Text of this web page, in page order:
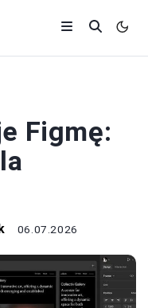
Figmę:
06.07.2026